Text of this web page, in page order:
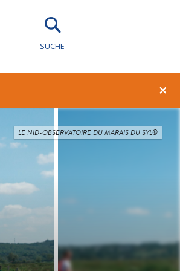
SUCHE
×
LE NID-OBSERVATOIRE DU MARAIS DU SYL©